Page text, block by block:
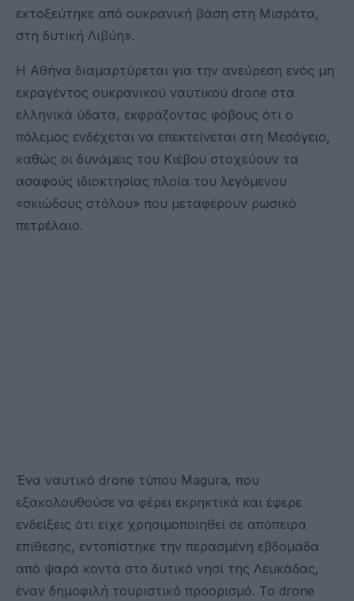
εκτοξεύτηκε από ουκρανική βάση στη Μισράτα,
στη δυτική Λιβύη».
Η Αθήνα διαμαρτύρεται για την ανεύρεση ενός μη
εκραγέντος ουκρανικού ναυτικού drone στα
ελληνικά ύδατα, εκφράζοντας φόβους ότι ο
πόλεμος ενδέχεται να επεκτείνεται στη Μεσόγειο,
καθώς οι δυνάμεις του Κιέβου στοχεύουν τα
ασαφούς ιδιοκτησίας πλοία του λεγόμενου
«σκιώδους στόλου» που μεταφέρουν ρωσικό
πετρέλαιο.
Ένα ναυτικό drone τύπου Magura, που
εξακολουθούσε να φέρει εκρηκτικά και έφερε
ενδείξεις ότι είχε χρησιμοποιηθεί σε απόπειρα
επίθεσης, εντοπίστηκε την περασμένη εβδομάδα
από ψαρά κοντά στο δυτικό νησί της Λευκάδας,
έναν δημοφιλή τουριστικό προορισμό. Το drone